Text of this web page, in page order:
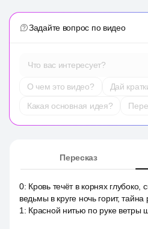
Задайте вопрос по видео
Что вас интересует?
О чем это видео?
Дай
Какая основная идея?
Пересказ
0: Кровь течёт в корнях глубоко,
ведьмы в круге ночь горит, тайна
1 : Красной нитью по руке ветры